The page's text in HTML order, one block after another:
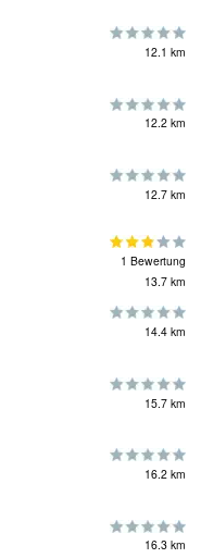
12.1 km
12.2 km
12.7 km
1 Bewertung
13.7 km
14.4 km
15.7 km
16.2 km
16.3 km